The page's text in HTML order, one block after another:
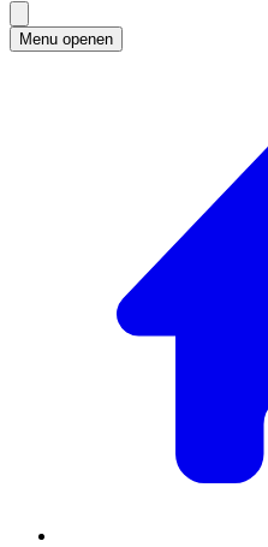
Menu openen